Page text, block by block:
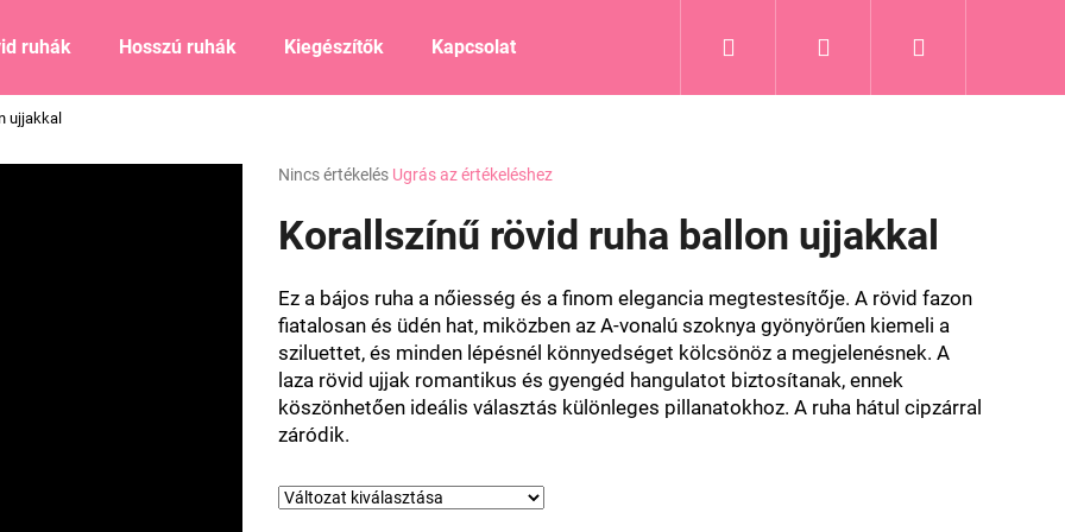
ruhák Hosszú ruhák Kiegészítők Kapcsolat Keresés Bejelentkezés
ujjakkal
A
átlagos
értékelése
0,0
csillag.
Nincs értékelés Ugrás az értékeléshez
Korallszínű rövid ruha ballon ujjakkal
Ez a bájos ruha a nőiesség és a finom elegancia megtestesítője. A rövid fazon
fiatalosan és üdén hat, miközben az A-vonalú szoknya gyönyörűen kiemeli a
sziluettet, és minden lépésnél könnyedséget kölcsönöz a megjelenésnek. A
laza rövid ujjak romantikus és gyengéd hangulatot biztosítanak, ennek
köszönhetően ideális választás különleges pillanatokhoz. A ruha hátul cipzárral
záródik.
KERESÉS